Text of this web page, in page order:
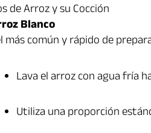
de Arroz y su Cocción
Blanco
más común y rápido de
Lava el arroz con agua fría
Utiliza una proporción